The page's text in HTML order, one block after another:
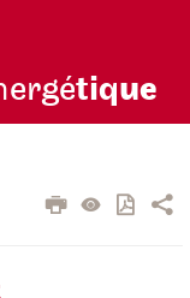
ergétique